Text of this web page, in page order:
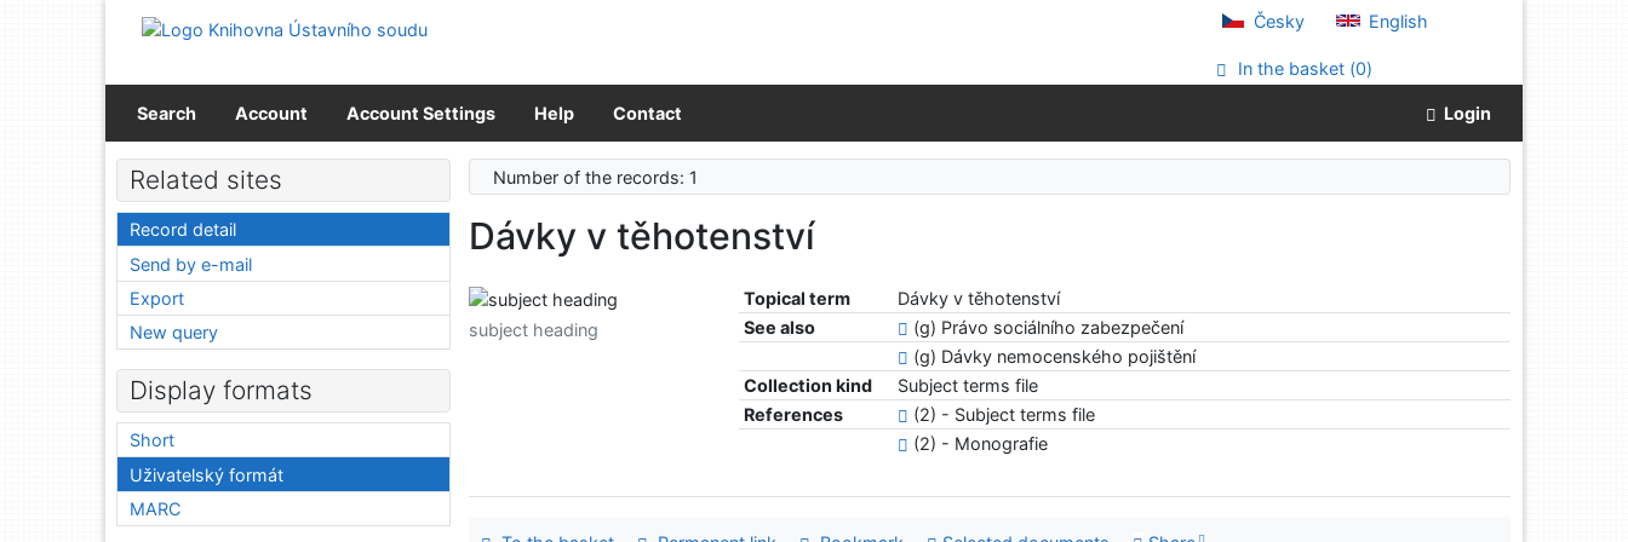
Go to menu
Česky English
In the basket (0)
Search Account Account Settings Help Contact Login
Number of the records: 1
Dávky v těhotenství
Topical term
Dávky v těhotenství
See also
(g) Právo sociálního zabezpečení
(g) Dávky nemocenského pojištění
Collection kind
Subject terms file
References
(2) - Subject terms file
(2) - Monografie
subject heading
Related sites
Record detail
Send by e-mail
Export
New query
Display formats
Short
Uživatelský formát
MARC